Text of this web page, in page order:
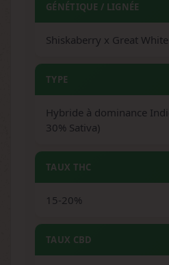
GÉNÉTIQUE / LIGNÉE
Shiskaberry x Great
TYPE
Hybride à dominance
30% Sativa)
TAUX THC
15-20%
TAUX CBD